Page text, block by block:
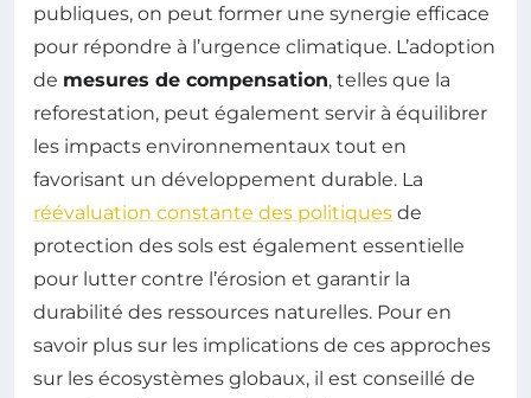
publiques, on peut former une synergie efficace
pour répondre à l’urgence climatique. L’adoption
de mesures de compensation, telles que la
reforestation, peut également servir à équilibrer
les impacts environnementaux tout en
favorisant un développement durable. La
réévaluation constante des politiques de
protection des sols est également essentielle
pour lutter contre l’érosion et garantir la
durabilité des ressources naturelles. Pour en
savoir plus sur les implications de ces approches
sur les écosystèmes globaux, il est conseillé de